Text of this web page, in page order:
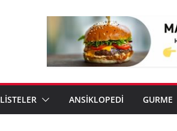
LİSTELER ANSİKLOPEDİ GURME